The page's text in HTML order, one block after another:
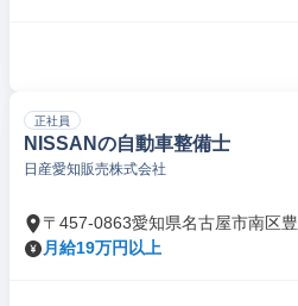
正社員
NISSANの自動車整備士
日産愛知販売株式会社
〒457-0863愛知県名古屋市南区豊
月給19万円以上